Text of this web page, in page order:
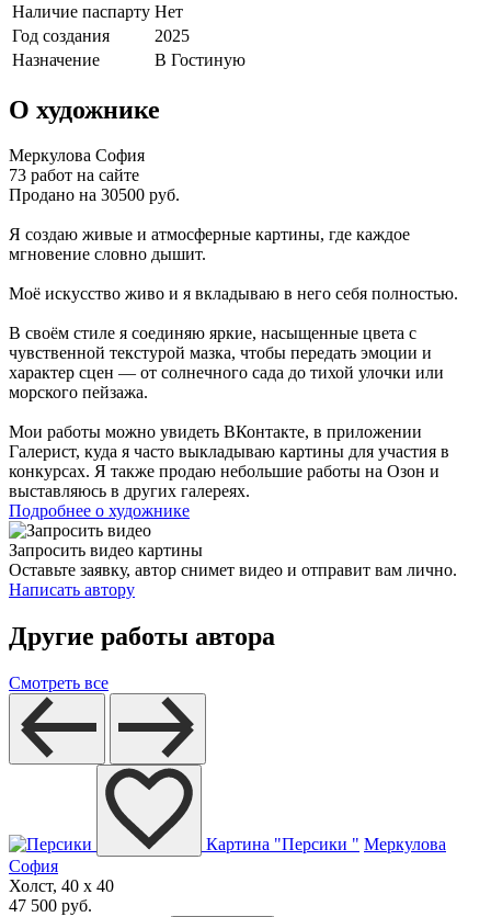
Наличие паспарту Нет
Год создания
2025
Назначение
В Гостиную
О художнике
Меркулова София
73 работ на сайте
Продано на 30500 руб.
Я создаю живые и атмосферные картины, где каждое
мгновение словно дышит.
Моё искусство живо и я вкладываю в него себя полностью.
В своём стиле я соединяю яркие, насыщенные цвета с
чувственной текстурой мазка, чтобы передать эмоции и
характер сцен — от солнечного сада до тихой улочки или
морского пейзажа.
Мои работы можно увидеть ВКонтакте, в приложении
Галерист, куда я часто выкладываю картины для участия в
конкурсах. Я также продаю небольшие работы на Озон и
выставляюсь в других галереях.
Подробнее о художнике
Запросить видео картины
Оставьте заявку, автор снимет видео и отправит вам лично.
Написать автору
Другие работы автора
Смотреть все
Картина "Персики " Меркулова
София
Холст, 40 x 40
47 500 руб.